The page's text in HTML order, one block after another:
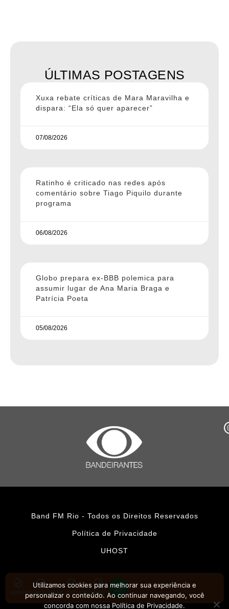
ÚLTIMAS POSTAGENS
Xuxa rebate críticas de Mara Maravilha e
dispara: “Ela só quer aparecer”
07/08/2026
Ratinho é criticado nas redes após
comentário sobre Tiago Piquilo durante
programa
06/08/2026
Globo prepara ex-BBB polemica para
assumir lugar de Ana Maria Braga e
Patrícia Poeta
05/08/2026
Band FM Rio - Todos os Direitos Reservados
Política de Privacidade
UHOST
PROMOÇÕESAPLICATIVOS CONTATO
Utilizamos cookies para melhorar sua experiência e
personalizar o conteúdo. Ao continuar navegando, você
concorda com nossa Política de Privacidade.